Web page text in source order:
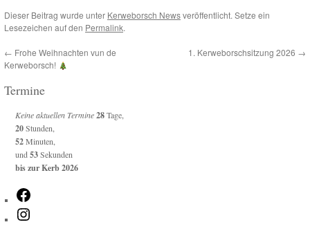
Dieser Beitrag wurde unter Kerweborsch Newsveröffentlicht. Setze ein
Lesezeichen auf den Permalink.
← Frohe Weihnachten vun de
Kerweborsch!
1. Kerweborschsitzung 2026 →
Termine
Keine aktuellen Termine 28Tage,
20Stunden,
52Minuten,
und53Sekunden
bis zur Kerb 2026